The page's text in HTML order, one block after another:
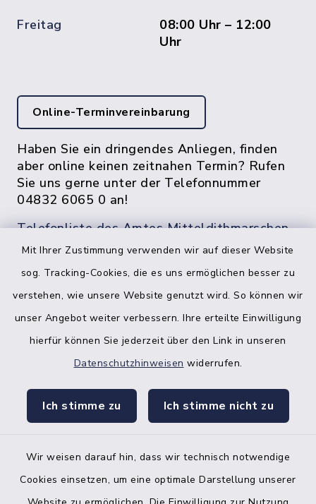
Mit Ihrer Zustimmung verwenden wir auf dieser Website
sog. Tracking-Cookies, die es uns ermöglichen besser zu
verstehen, wie unsere Website genutzt wird. So können wir
unser Angebot weiter verbessern. Ihre erteilte Einwilligung
hierfür können Sie jederzeit über den Link in unseren
Datenschutzhinweisen widerrufen.
Ich stimme zu Ich stimme nicht zu
Wir weisen darauf hin, dass wir technisch notwendige
Cookies einsetzen, um eine optimale Darstellung unserer
Freitag
08:00 Uhr – 12:00
Uhr
Online-Terminvereinbarung
Haben Sie ein dringendes Anliegen, finden
aber online keinen zeitnahen Termin? Rufen
Sie uns gerne unter der Telefonnummer
04832 6065 0 an!
Telefonliste des Amtes Mitteldithmarschen
facebook
Bankverbindung der Amtskasse